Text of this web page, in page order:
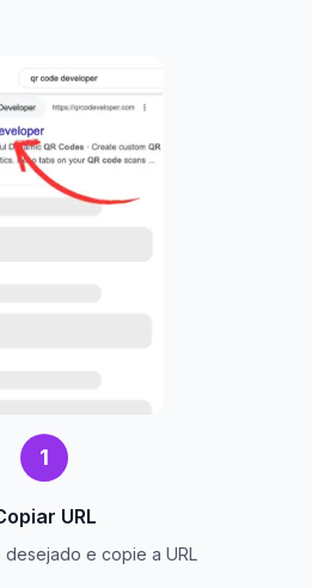
1
URL
desejado e copie a URL